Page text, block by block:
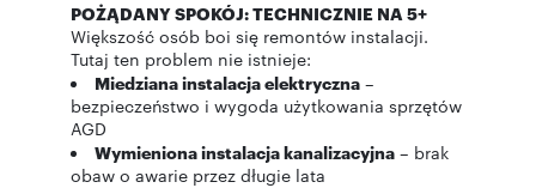
POŻĄDANY SPOKÓJ: TECHNICZNIE NA 5+
Większość osób boi się remontów instalacji.
Tutaj ten problem nie istnieje:
Miedziana instalacja elektryczna –
bezpieczeństwo i wygoda użytkowania sprzętów
AGD
Wymieniona instalacja kanalizacyjna – brak
obaw o awarie przez długie lata